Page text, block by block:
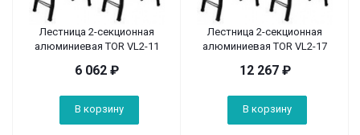
Лестница 2-секционная
алюминиевая TOR VL2-11
6 062 ₽
В корзину
Лестница 2-секционная
алюминиевая TOR VL2-17
12 267₽
В корзину